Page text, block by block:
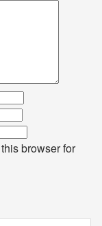
browser for